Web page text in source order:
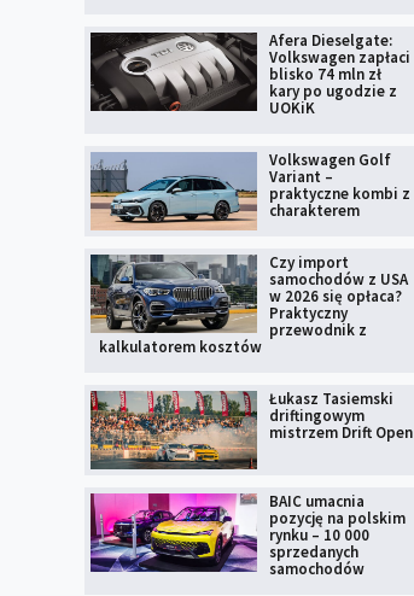
Afera Dieselgate:
Volkswagen zapłaci
blisko 74 mln zł
kary po ugodzie z
UOKiK
Volkswagen Golf
Variant –
praktyczne kombi z
charakterem
Czy import
samochodów z USA
w 2026 się opłaca?
Praktyczny
przewodnik z
kalkulatorem kosztów
Łukasz Tasiemski
driftingowym
mistrzem Drift Open
BAIC umacnia
pozycję na polskim
rynku – 10 000
sprzedanych
samochodów